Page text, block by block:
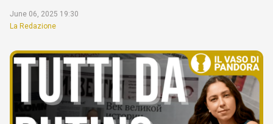
June 06, 2025 19:30
La Redazione